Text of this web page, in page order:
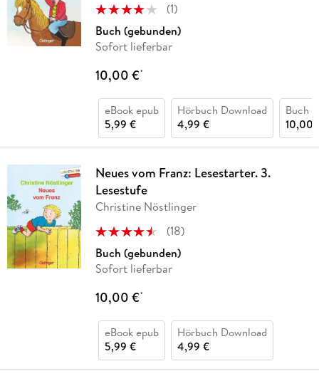
(1)
Buch (gebunden)
Sofort lieferbar
10,00 €*
eBook epub
5,99 €
Hörbuch Download
4,99 €
Buch
10,00
Neues vom Franz: Lesestarter. 3.
Lesestufe
Christine Nöstlinger
(18)
Buch (gebunden)
Sofort lieferbar
10,00 €*
eBook epub
5,99 €
Hörbuch Download
4,99 €